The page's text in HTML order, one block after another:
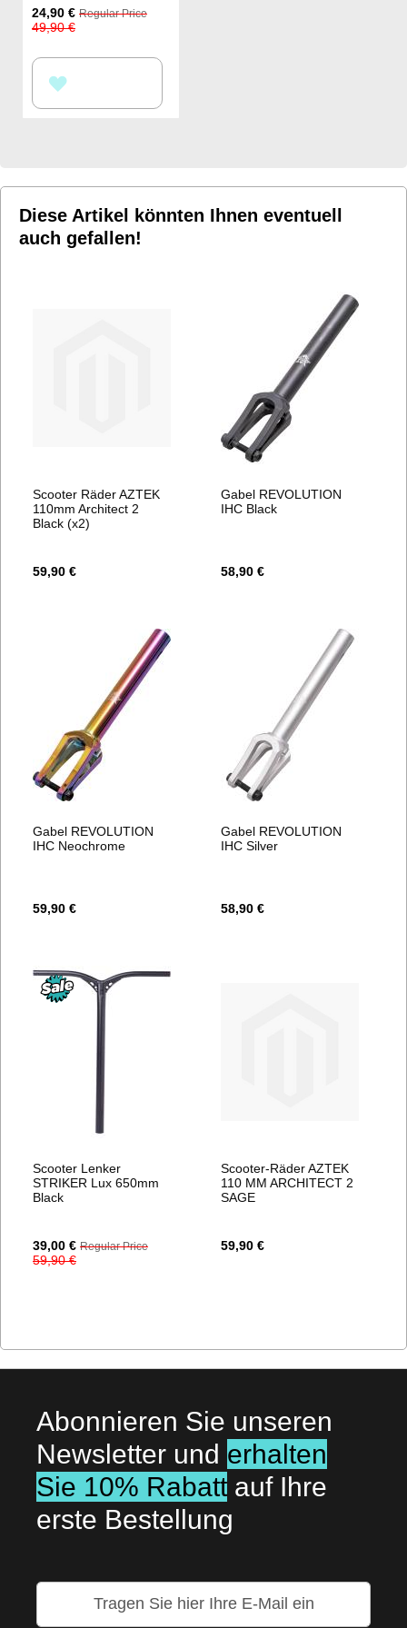
Special
Price
24,90 € Regular Price
49,90 €
WUNSCHLISTE
Diese Artikel könnten Ihnen eventuell
auch gefallen!
Scooter Räder AZTEK
110mm Architect 2
Black (x2)
59,90 €
Gabel REVOLUTION
IHC Black
58,90 €
Gabel REVOLUTION
IHC Neochrome
59,90 €
Gabel REVOLUTION
IHC Silver
58,90 €
Scooter Lenker
STRIKER Lux 650mm
Black
Special
Price
39,00 € Regular Price
59,90 €
Scooter-Räder AZTEK
110 MM ARCHITECT 2
SAGE
59,90 €
Abonnieren Sie unseren
Newsletter und erhalten
Sie 10% Rabatt auf Ihre
erste Bestellung